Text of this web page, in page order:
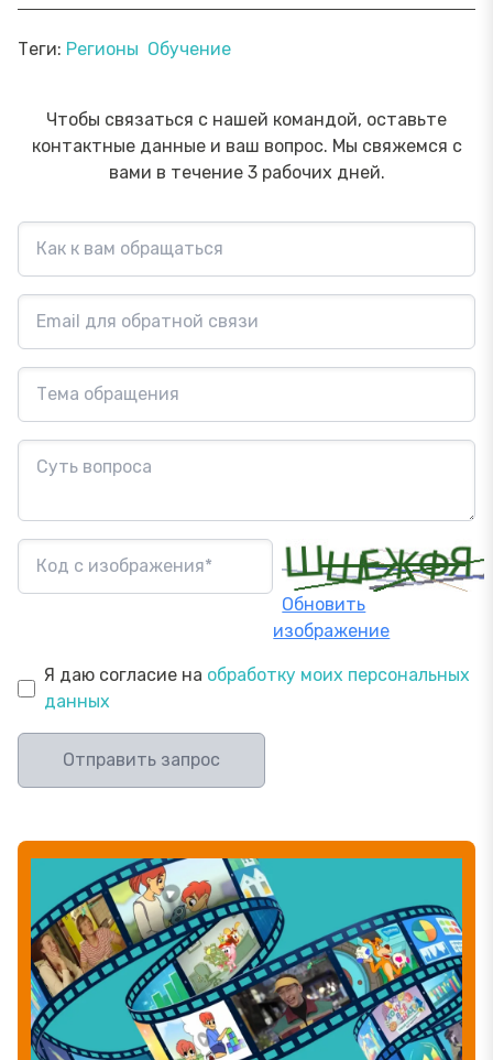
Теги: Регионы Обучение
Чтобы связаться с нашей командой, оставьте
контактные данные и ваш вопрос. Мы свяжемся с
вами в течение 3 рабочих дней.
Обновить
изображение
Я даю согласие на обработку моих персональных
данных
Отправить запрос